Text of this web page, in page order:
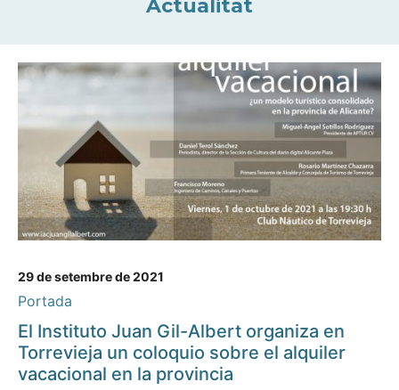
Actualitat
29 de setembre de 2021
Portada
El Instituto Juan Gil-Albert organiza en
Torrevieja un coloquio sobre el alquiler
vacacional en la provincia